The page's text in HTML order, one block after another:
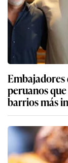
Embajadores
peruanos
barrios más